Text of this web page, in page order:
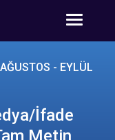
- EYLÜL
İfade
Metin